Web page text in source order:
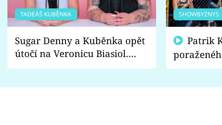
TADEÁŠ KUBĚNKA
Sugar Denny a Kuběnka opět
útočí na Veronicu Biasiol.
Proč je podle nich falešná a
SHOWBYZNYS
fanoušci